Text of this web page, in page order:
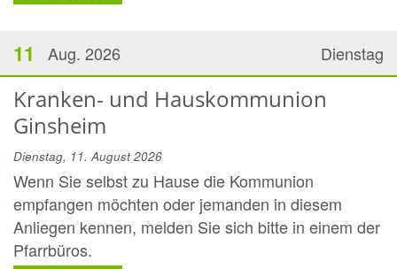
Dienstag
11 Aug. 2026
Kranken- und Hauskommunion
Ginsheim
Dienstag, 11. August 2026
Wenn Sie selbst zu Hause die Kommunion
empfangen möchten oder jemanden in diesem
Anliegen kennen, melden Sie sich bitte in einem der
Pfarrbüros.